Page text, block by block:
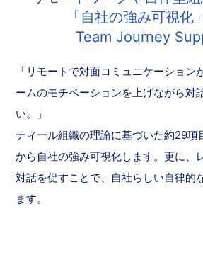
「自社の強み可視化
Team Journey
「リモートで対面コミュニケーション
ームのモチベーションを上げながら対
い。」
ティール組織の理論に基づいた約29項
から自社の強み可視化します。更に、
対話を促すことで、自社らしい自律的
ます。